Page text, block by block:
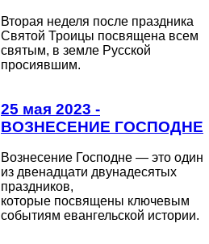
Вторая неделя после праздника
Святой Троицы посвящена всем
святым, в земле Русской
просиявшим.
25 мая 2023 -
ВОЗНЕСЕНИЕ ГОСПОДНЕ
Вознесение Господне — это один
из двенадцати двунадесятых
праздников,
которые посвящены ключевым
событиям евангельской истории.